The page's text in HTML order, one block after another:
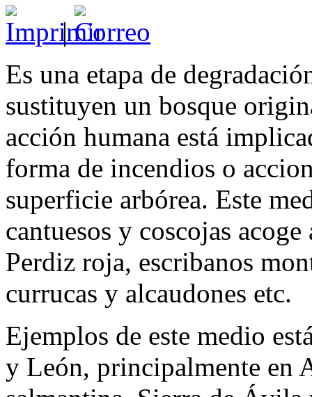
|
Es una etapa de
sustituyen un bosque
acción humana está
forma de incendios o
superficie arbórea. Este
cantuesos y coscojas
Perdiz roja, escribanos
currucas y alcaudones etc.
Ejemplos de este medio
y León, principalmente en